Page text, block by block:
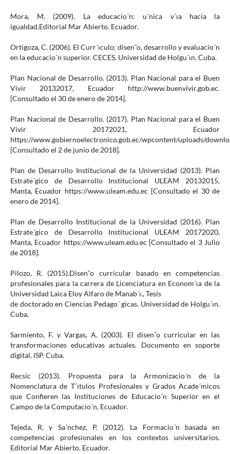
Mora, M. (2009). La educacio´n: u´nica v´ıa hacia la
igualdad,Editorial Mar Abierto. Ecuador.
Ortigoza, C. (2006). El Curr´ıculo: disen˜o, desarrollo y evaluacio´n
en la educacio´n superior. CECES. Universidad de Holgu´ın. Cuba.
Plan Nacional de Desarrollo. (2013). Plan Nacional para el Buen
Vivir 20132017, Ecuador http://www.buenvivir.gob.ec.
[Consultado el 30 de enero de 2014].
Plan Nacional de Desarrollo. (2017). Plan Nacional para el Buen
Vivir 20172021, Ecuador
https://www.gobiernoelectronico.gob.ec/wpcontent/uploads/
[Consultado el 2 de junio de 2018].
Plan de Desarrollo Institucional de la Universidad (2013). Plan
Estrate´gico de Desarrollo Institucional ULEAM 20132015,
Manta, Ecuador https://www.uleam.edu.ec [Consultado el 30 de
enero de 2014].
Plan de Desarrollo Institucional de la Universidad (2016). Plan
Estrate´gico de Desarrollo Institucional ULEAM 20172020,
Manta, Ecuador https://www.uleam.edu.ec [Consultado el 3 Julio
de 2018].
Pilozo, R. (2015).Disen˜o curricular basado en competencias
profesionales para la carrera de Licenciatura en Econom´ıa de la
Universidad Laica Eloy Alfaro de Manab´ı., Tesis
de doctorado en Ciencias Pedago´ gicas. Universidad de Holgu´ın.
Cuba.
Sarmiento, F. y Vargas, A. (2003). El disen˜o curricular en las
transformaciones educativas actuales. Documento en soporte
digital. ISP. Cuba.
Recsic (2013). Propuesta para la Armonizacio´n de la
Nomenclatura de T´ıtulos Profesionales y Grados Acade´micos
que Confieren las Instituciones de Educacio´n Superior en el
Campo de la Computacio´n, Ecuador.
Tejeda, R. y Sa´nchez, P. (2012). La Formacio´n basada en
competencias profesionales en los contextos universitarios.
Editorial Mar Abierto. Ecuador.